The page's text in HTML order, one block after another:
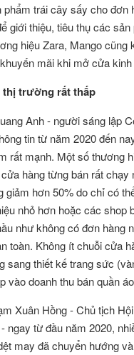
phẩm trái cây sấy cho đơn
giới thiệu, tiêu thụ các
hiệu Zara, Mango cũng
mãi khi mở cửa kinh
thị trường rất thấp
Anh - người sáng lập
tin từ năm 2020 đến
rất mạnh. Một số thương
hàng từng bán rất chạy
giảm hơn 50% do chỉ có
nhỏ hơn hoặc các shop
như không có đơn hàng
toàn. Không ít chuỗi cửa
sang thiết kế trang sức
vào doanh thu bán quần
Xuân Hồng - Chủ tịch
ngay từ đầu năm 2020,
may đã chuyển hướng